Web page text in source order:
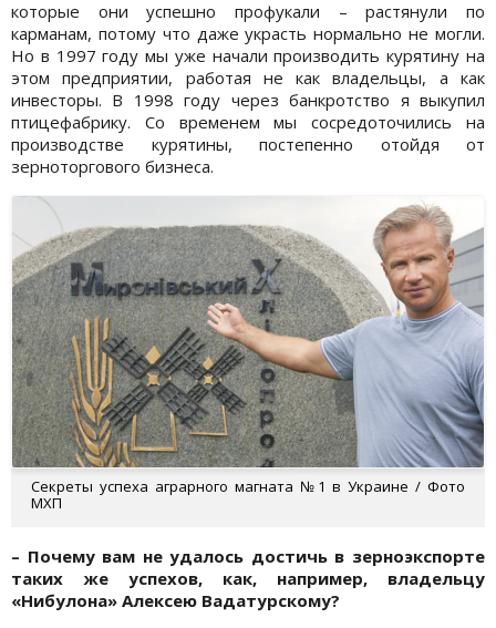
которые они успешно профукали – растянули по
карманам, потому что даже украсть нормально не могли.
Но в 1997 году мы уже начали производить курятину на
этом предприятии, работая не как владельцы, а как
инвесторы. В 1998 году через банкротство я выкупил
птицефабрику. Со временем мы сосредоточились на
производстве курятины, постепенно отойдя от
зерноторгового бизнеса.
Секреты успеха аграрного магната №1 в Украине / Фото
МХП
– Почему вам не удалось достичь в зерноэкспорте
таких же успехов, как, например, владельцу
«Нибулона» Алексею Вадатурскому?